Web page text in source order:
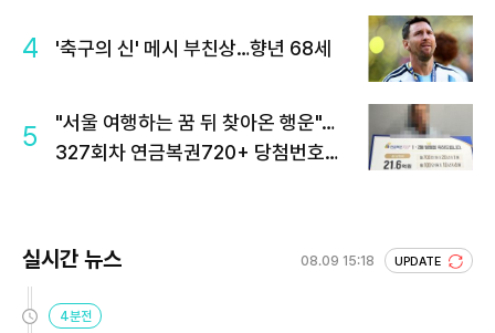
4 '축구의 신' 메시 부친상…향년 68세
5
"서울 여행하는 꿈 뒤 찾아온 행운"…
327회차 연금복권720+ 당첨번호조
실시간 뉴스 08.09 15:18 UPDATE
4분전